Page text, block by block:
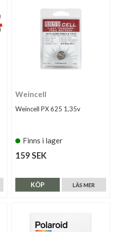
Weincell
Weincell PX 625 1,35v
Finns i lager
159 SEK
LÄS MER
KÖP